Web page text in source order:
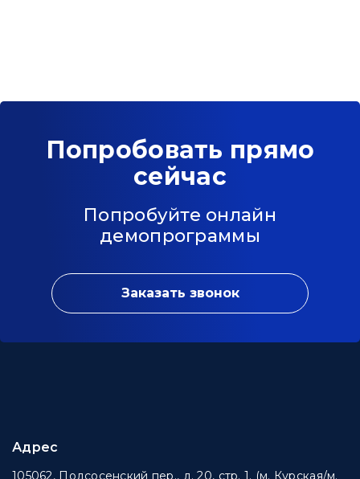
Попробовать прямо
сейчас
Попробуйте онлайн
демопрограммы
Заказать звонок
Адрес
105062, Подсосенский пер., д. 20, стр. 1. (м. Курская/м.